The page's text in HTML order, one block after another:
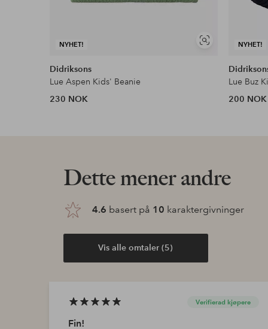
NYHET!
Vis
Didriksons
Lue Aspen Kids' Beanie
230 NOK
NYHET!
Lue Buz
200 NOK
Dette mener andre
4.6 basert på 10 karaktergivninger
Vis alle omtaler (5)
Verifierad kjøpere
Fin!